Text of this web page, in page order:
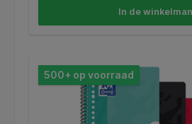
In de
500+ op voorraad